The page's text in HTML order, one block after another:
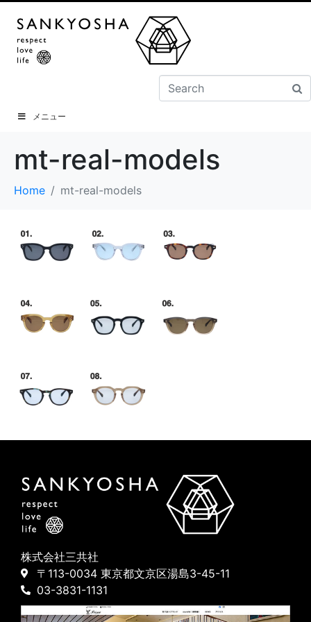
メニュー
mt-real-models
Home mt-real-models
株式会社三共社
〒113-0034 東京都文京区湯島3-45-11
03-3831-1131